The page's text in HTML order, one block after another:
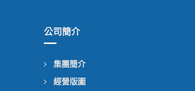
公司簡介
集團簡介
經營版圖